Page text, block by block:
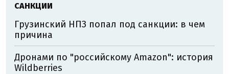
САНКЦИИ
Грузинский НПЗ попал под санкции: в чем
причина
Дронами по "российскому Amazon": история
Wildberries